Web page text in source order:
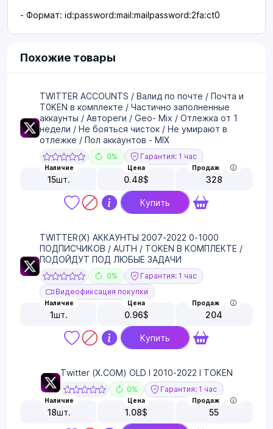
- Формат: id:password:mail:mailpassword:2fa:ct0
Похожие товары
TWITTER ACCOUNTS / Валид по почте / Почта и
T0KEN в комплекте / Частично заполненные
аккаунты / Автореги / Geo- Mix / Отлежка от 1
недели / Не бояться чисток / Не умирают в
отлежке / Пол аккаунтов - MIX
0% Гарантия: 1 час
Наличие
15шт.
Цена
0.48$
Продаж
328
Купить
TWITTER(X) АККАУНТЫ 2007-2022 0-1000
ПОДПИСЧИКОВ / AUTH / TOKEN В КОМПЛЕКТЕ /
ПОДОЙДУТ ПОД ЛЮБЫЕ ЗАДАЧИ
0%
Гарантия: 1 час
Видеофиксация покупки
Наличие
1шт.
Цена
0.96$
Продаж
204
Купить
Twitter (X.COM) OLD I 2010-2022 I TOKEN
0% Гарантия: 1 час
Наличие
18шт.
Цена
1.08$
Продаж
55